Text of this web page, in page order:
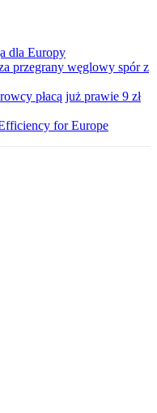
dla Europy
przegrany węglowy spór z
płacą już prawie 9 zł
for Europe